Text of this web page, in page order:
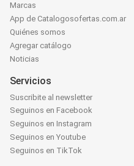
Marcas
App de Catalogosofertas.com.ar
Quiénes somos
Agregar catálogo
Noticias
Servicios
Suscribite al newsletter
Seguinos en Facebook
Seguinos en Instagram
Seguinos en Youtube
Seguinos en TikTok